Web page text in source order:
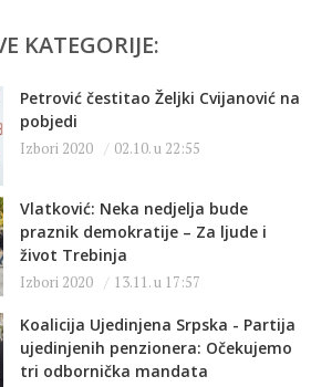
KATEGORIJE:
Petrović čestitao Željki Cvijanović na
pobjedi
Izbori 2020 02.10. u 22:55
Vlatković: Neka nedjelja bude
praznik demokratije – Za ljude i
život Trebinja
Izbori 2020 13.11. u 17:57
Koalicija Ujedinjena Srpska - Partija
ujedinjenih penzionera: Očekujemo
tri odbornička mandata